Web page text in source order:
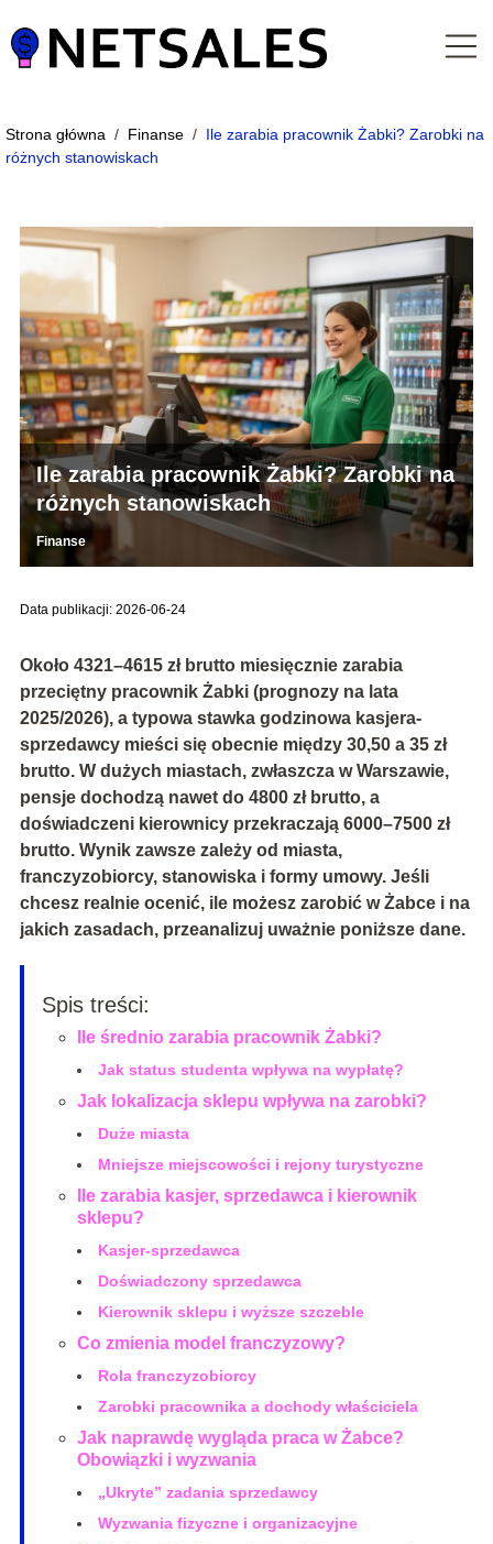
Strona główna / Finanse / Ile zarabia pracownik Żabki? Zarobki na
różnych stanowiskach
Ile zarabia pracownik Żabki? Zarobki na
różnych stanowiskach
Finanse
Data publikacji: 2026-06-24
Około 4321–4615 zł bruttomiesięcznie zarabia
przeciętny pracownik Żabki (prognozy na lata
2025/2026), a typowa stawka godzinowa kasjera-
sprzedawcymieści się obecnie między 30,50 a 35 zł
brutto. W dużych miastach, zwłaszcza w Warszawie,
pensje dochodzą nawet do 4800 zł brutto, a
doświadczeni kierownicy przekraczają 6000–7500 zł
brutto. Wynik zawsze zależy od miasta,
franczyzobiorcy, stanowiska i formy umowy. Jeśli
chcesz realnie ocenić, ile możesz zarobić w Żabce i na
jakich zasadach, przeanalizuj uważnie poniższe dane.
Spis treści:
Ile średnio zarabia pracownik Żabki?
Jak status studenta wpływa na wypłatę?
Jak lokalizacja sklepu wpływa na zarobki?
Duże miasta
Mniejsze miejscowości i rejony turystyczne
Ile zarabia kasjer, sprzedawca i kierownik
sklepu?
Kasjer-sprzedawca
Doświadczony sprzedawca
Kierownik sklepu i wyższe szczeble
Co zmienia model franczyzowy?
Rola franczyzobiorcy
Zarobki pracownika a dochody właściciela
Jak naprawdę wygląda praca w Żabce?
Obowiązki i wyzwania
„Ukryte” zadania sprzedawcy
Wyzwania fizyczne i organizacyjne